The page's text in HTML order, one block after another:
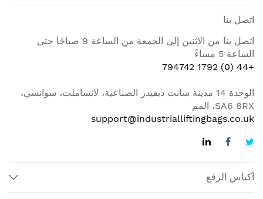
اتصل بنا
اتصل بنا من الاثنين إلى الجمعة من الساعة 9 صباحًا حتى
الساعة 5 مساءً
+44 (0) 1792 794742
الوحدة 14 مدينة سانت ديفيدز الصناعية، لانساملت، سوانسي،
SA6 8RX، المم
support@industrialliftingbags.co.uk
أكياس الرفع